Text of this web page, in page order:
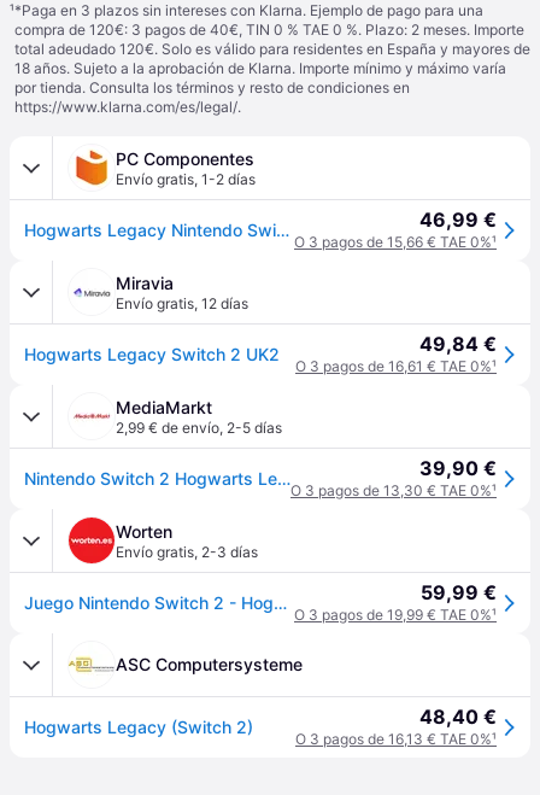
¹*Paga en 3 plazos sin intereses con Klarna. Ejemplo de pago para una
compra de 120€: 3 pagos de 40€, TIN 0 % TAE 0 %. Plazo: 2 meses. Importe
total adeudado 120€. Solo es válido para residentes en España y mayores de
18 años. Sujeto a la aprobación de Klarna. Importe mínimo y máximo varía
por tienda. Consulta los términos y resto de condiciones en
https://www.klarna.com/es/legal/.
PC Componentes
Envío gratis, 1-2 días
Hogwarts Legacy Nintendo Switch 2 46,99 €
O 3 pagos de 15,66 € TAE 0%¹
Miravia
Envío gratis, 12 días
Hogwarts Legacy Switch 2 UK2 49,84 €
O 3 pagos de 16,61 € TAE 0%¹
MediaMarkt
2,99 € de envío, 2-5 días
Nintendo Switch 2 Hogwarts Legacy (Game Key Card) 39,90 €
O 3 pagos de 13,30 € TAE 0%¹
Worten
Envío gratis, 2-3 días
Juego Nintendo Switch 2 - Hogwarts Legacy 59,99 €
O 3 pagos de 19,99 € TAE 0%¹
ASC Computersysteme
Hogwarts Legacy (Switch 2) 48,40 €
O 3 pagos de 16,13 € TAE 0%¹